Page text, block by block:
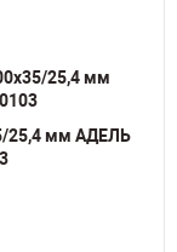
25,4 мм АДЕЛЬ